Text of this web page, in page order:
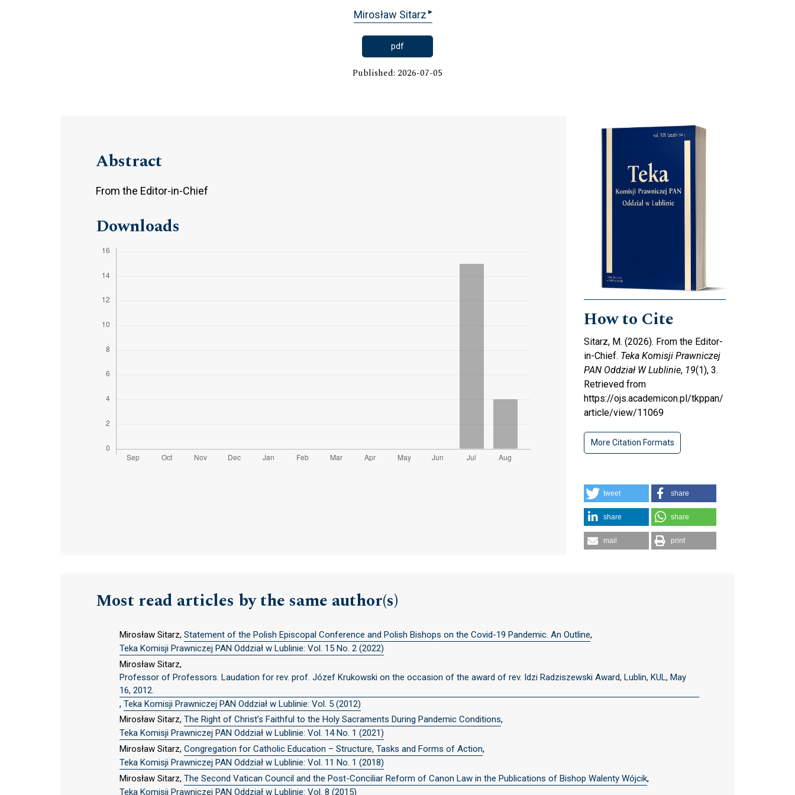
Mirosław Sitarz ▸
pdf
Published: 2026-07-05
Abstract
From the Editor-in-Chief
Downloads
Cover image
How to Cite
Sitarz, M. (2026). From the Editor-
in-Chief. Teka Komisji Prawniczej
PAN Oddział W Lublinie, 19(1), 3.
Retrieved from
https://ojs.academicon.pl/tkppan/
article/view/11069
More Citation Formats
tweet share
share share
mail print
Most read articles by the same author(s)
Mirosław Sitarz, Statement of the Polish Episcopal Conference and Polish Bishops on the Covid-19 Pandemic. An Outline,
Teka Komisji Prawniczej PAN Oddział w Lublinie: Vol. 15 No. 2 (2022)
Mirosław Sitarz,
Professor of Professors. Laudation for rev. prof. Józef Krukowski on the occasion of the award of rev. Idzi Radziszewski Award, Lublin, KUL, May
16, 2012.
, Teka Komisji Prawniczej PAN Oddział w Lublinie: Vol. 5 (2012)
Mirosław Sitarz, The Right of Christ’s Faithful to the Holy Sacraments During Pandemic Conditions,
Teka Komisji Prawniczej PAN Oddział w Lublinie: Vol. 14 No. 1 (2021)
Mirosław Sitarz, Congregation for Catholic Education – Structure, Tasks and Forms of Action,
Teka Komisji Prawniczej PAN Oddział w Lublinie: Vol. 11 No. 1 (2018)
Mirosław Sitarz, The Second Vatican Council and the Post-Conciliar Reform of Canon Law in the Publications of Bishop Walenty Wójcik,
Teka Komisji Prawniczej PAN Oddział w Lublinie: Vol. 8 (2015)